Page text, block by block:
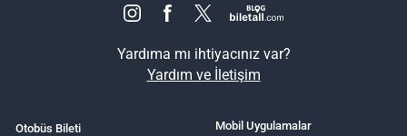
Yardıma mı ihtiyacınız var?
Yardım ve İletişim
Otobüs Bileti
Mobil Uygulamalar